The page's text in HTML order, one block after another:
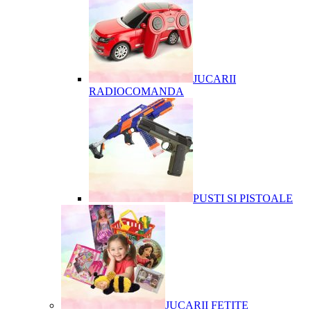
JUCARII
RADIOCOMANDA
PUSTI SI PISTOALE
JUCARII FETITE